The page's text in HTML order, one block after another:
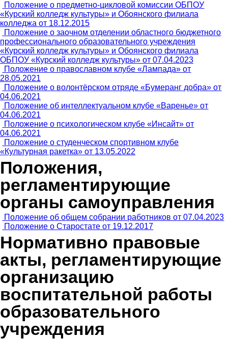
Положение о предметно-цикловой комиссии ОБПОУ
«Курский колледж культуры» и Обоянского филиала
колледжа от 18.12.2015
Положение о заочном отделении областного бюджетного
профессионального образовательного учреждения
«Курский колледж культуры» и Обоянского филиала
ОБПОУ «Курский колледж культуры» от 07.04.2023
Положение о православном клубе «Лампада» от
28.05.2021
Положение о волонтёрском отряде «Бумеранг добра» от
04.06.2021
Положение об интеллектуальном клубе «Варенье» от
04.06.2021
Положение о психологическом клубе «Инсайт» от
04.06.2021
Положение о студенческом спортивном клубе
«Культурная ракетка» от 13.05.2022
Положения,
регламентирующие
органы самоуправления
Положение об общем собрании работников от 07.04.2023
Положение о Старостате от 19.12.2017
Нормативно правовые
акты, регламентирующие
организацию
воспитательной работы
образовательного
учреждения